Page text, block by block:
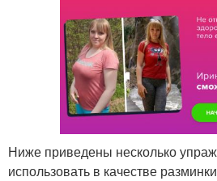
Ниже приведены несколько
использовать в качестве